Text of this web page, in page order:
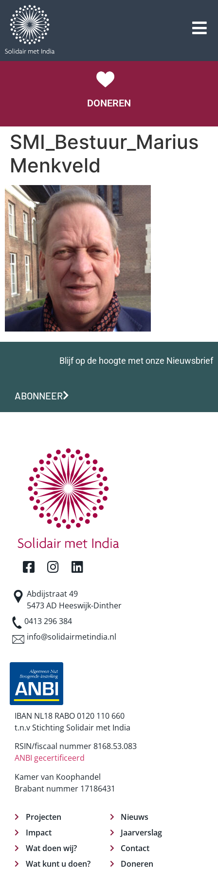
DONEREN
SMI_Bestuur_Marius
Menkveld
Blijf op de hoogte met onze Nieuwsbrief
ABONNEER
Abdijstraat 49
5473 AD Heeswijk-Dinther
0413 296 384
info@solidairmetindia.nl
IBAN NL18 RABO 0120 110 660
t.n.v Stichting Solidair met India
RSIN/fiscaal nummer 8168.53.083
ANBI gecertificeerd
Kamer van Koophandel
Brabant nummer 17186431
Projecten
Impact
Wat doen wij?
Wat kunt u doen?
Nieuws
Jaarverslag
Contact
Doneren